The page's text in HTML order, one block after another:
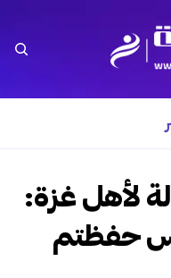
لأهل غزة:
حفظتم